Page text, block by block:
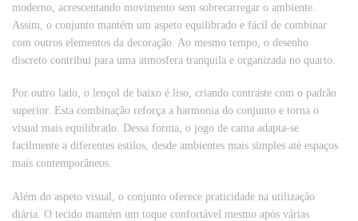
moderno, acrescentando movimento sem sobrecarregar o ambiente.
Assim, o conjunto mantém um aspeto equilibrado e fácil de combinar
com outros elementos da decoração. Ao mesmo tempo, o desenho
discreto contribui para uma atmosfera tranquila e organizada no quarto.
Por outro lado, o lençol de baixo é liso, criando contraste com o padrão
superior. Esta combinação reforça a harmonia do conjunto e torna o
visual mais equilibrado. Dessa forma, o jogo de cama adapta-se
facilmente a diferentes estilos, desde ambientes mais simples até espaços
mais contemporâneos.
Além do aspeto visual, o conjunto oferece praticidade na utilização
diária. O tecido mantém um toque confortável mesmo após várias